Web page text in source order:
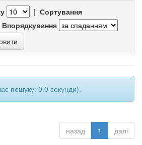
| Сортування
Впорядкування
пошуку: 0.0 секунди).
назад 1 далі